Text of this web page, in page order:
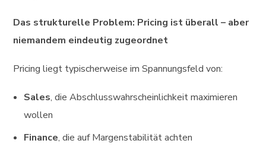
Das strukturelle Problem: Pricing ist überall – aber
niemandem eindeutig zugeordnet
Pricing liegt typischerweise im Spannungsfeld von:
Sales, die Abschlusswahrscheinlichkeit maximieren
wollen
Finance, die auf Margenstabilität achten